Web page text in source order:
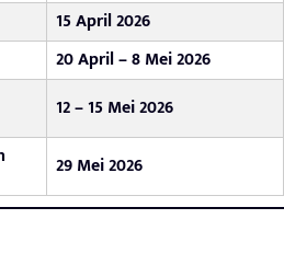
15 April 2026
20 April – 8 Mei 2026
12 – 15 Mei 2026
29 Mei 2026